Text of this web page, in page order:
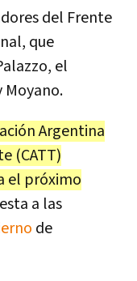
del Frente
que
el
Moyano.
Argentina
(CATT)
el próximo
a las
de